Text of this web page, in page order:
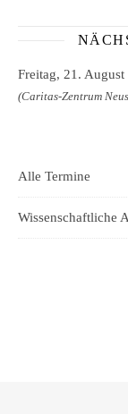
Freitag, 21. August
(Caritas-Zentrum
Alle Termine
Wissenschaftliche